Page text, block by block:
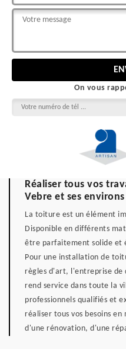
On vous
Réaliser tous vos
Vebre et ses environs
La toiture est un élément
Disponible en différents
être parfaitement solide et
Pour une installation de
règles d'art, l'entreprise de
rend service dans toute la
professionnels qualifiés et
réaliser tous vos besoins
d'une rénovation, d'une